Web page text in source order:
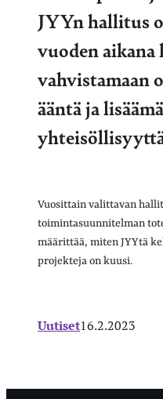
JYYn hallitus
vuoden
vahvistamaan
ääntä ja
Vuosittain valittavan
toimintasuunnitelman
määrittää, miten JYYtä
projekteja on kuusi.
Uutiset16.2.2023